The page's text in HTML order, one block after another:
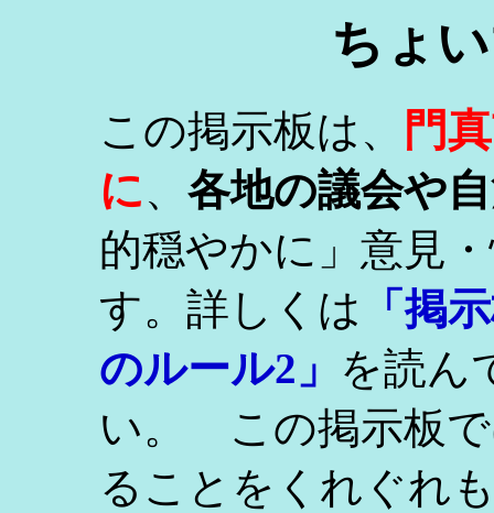
ちょ
この掲示板は、
門
に、 各地の議会や
的穏やかに」意見
す。詳しくは
「掲
のルール2」 を読ん
い。 この掲示板で
ることをくれぐれ